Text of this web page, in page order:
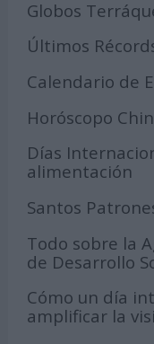
Globos
Últimos
Calendario de
Horóscopo
Días
alimentación
Santos
Todo sobre la
de Desarrollo
Cómo un día
amplificar la